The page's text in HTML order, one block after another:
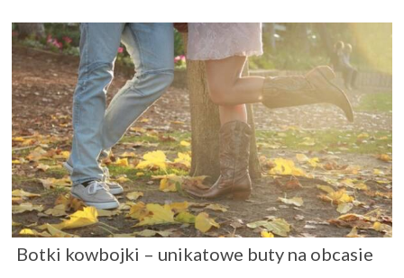
Botki kowbojki – unikatowe buty na obcasie